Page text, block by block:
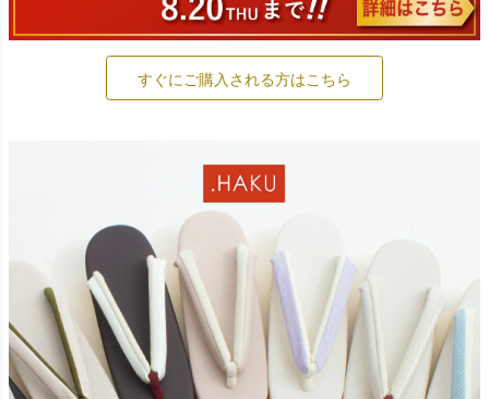
すぐにご購入される方はこちら